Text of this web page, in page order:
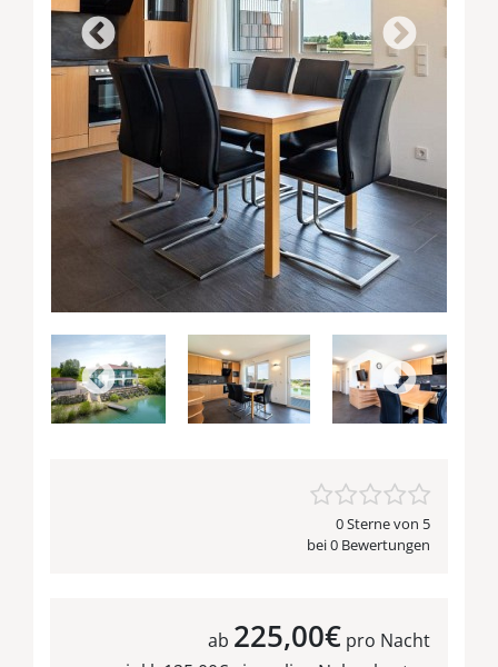
0 Sterne von 5
bei 0 Bewertungen
ab 225,00€ pro Nacht